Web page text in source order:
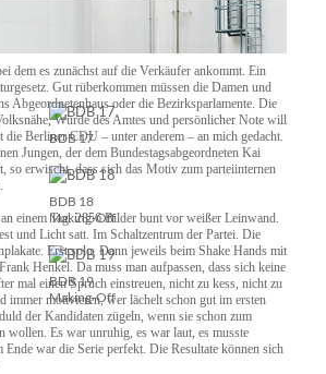
BDB 17
BDB 18
Making-Off
BDB 19
Making-Off
dem es zunächst auf die Verkäufer ankommt. Ein
Gut rüberkommen müssen die Damen und
Abgeordnetenhaus oder die Bezirksparlamente. Die
Würde des Amtes und persönlicher Note will
die Berliner CDU – unter anderem – an mich gedacht.
Jungen, der dem Bundestagsabgeordneten Kai
so erwischt, dass sich das Motiv zum parteiinternen
einem Tag. 2856 Bilder bunt vor weißer Leinwand.
und Licht satt. Im Schaltzentrum der Partei. Die
Erst solo. Dann jeweils beim Shake Hands mit
Henkel. Da muss man aufpassen, dass sich keine
mal einen Spruch einstreuen, nicht zu kess, nicht zu
immer motivieren, wer lächelt schon gut im ersten
der Kandidaten zügeln, wenn sie schon zum
wollen. Es war unruhig, es war laut, es musste
Ende war die Serie perfekt. Die Resultate können sich